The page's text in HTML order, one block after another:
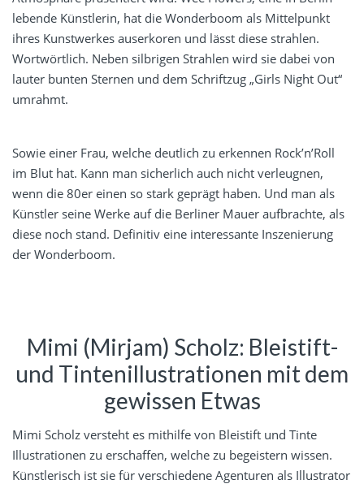
lebende Künstlerin, hat die Wonderboom als Mittelpunkt
ihres Kunstwerkes auserkoren und lässt diese strahlen.
Wortwörtlich. Neben silbrigen Strahlen wird sie dabei von
lauter bunten Sternen und dem Schriftzug „Girls Night Out“
umrahmt.
Sowie einer Frau, welche deutlich zu erkennen Rock’n’Roll
im Blut hat. Kann man sicherlich auch nicht verleugnen,
wenn die 80er einen so stark geprägt haben. Und man als
Künstler seine Werke auf die Berliner Mauer aufbrachte, als
diese noch stand. Definitiv eine interessante Inszenierung
der Wonderboom.
Mimi (Mirjam) Scholz: Bleistift-
und Tintenillustrationen mit dem
gewissen Etwas
Mimi Scholz versteht es mithilfe von Bleistift und Tinte
Illustrationen zu erschaffen, welche zu begeistern wissen.
Künstlerisch ist sie für verschiedene Agenturen als Illustrator